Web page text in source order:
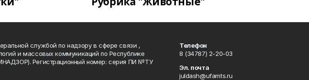
службой по надзору в сфере связи ,
и массовых коммуникаций по Республике
Регистрационный номер: серия ПИ №ТУ
Телефон
8 (34787) 2-20-03
Эл. почта
juldash@ufamts.ru